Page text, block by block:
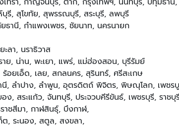
บุรี, สุโขทัย, สุพรรณบุรี, สระบุรี, ลพบุรี
ธานี, กำแพงเพชร, ชัยนาท, นครนายก
ลา, นราธิวาส
าย, น่าน, พะเยา, แพร่, แม่ฮ่องสอน, บุรีรัมย์
ร้อยเอ็ด, เลย, สกลนคร, สุรินทร์, ศรีสะเกษ
นี, ลำปาง, ลำพูน, อุตรดิตถ์ พิจิตร, พิษณุโลก, เพช
ง, สระแก้ว, จันทบุรี, ประจวบคีรีขันธ์, เพชรบุรี, ราชบุ
ชสีมา, กาฬสินธุ์, บึงกาฬ,
ต, ระนอง, สตูล, สงขลา,